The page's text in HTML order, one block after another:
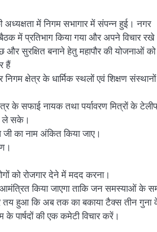
अध्यक्षता में निगम सभागार में संपन्न हुई। नगर
में प्रतिभाग किया गया और अपने विचार
और सुरक्षित बनाने हेतु महापौर की योजनाओं को
हैं
क्षेत्र के धार्मिक स्थलों एवं शिक्षण
के सफाई नायक तथा पर्यावरण मित्रों के
ले सके।
का नाम अंकित किया जाए।
को रोजगार देने में मदद करना।
किया जाएगा ताकि जन समस्याओं के
तय हुआ कि अब तक का बकाया टैक्स तीन गुना
पार्षदों की एक कमेटी विचार करें।